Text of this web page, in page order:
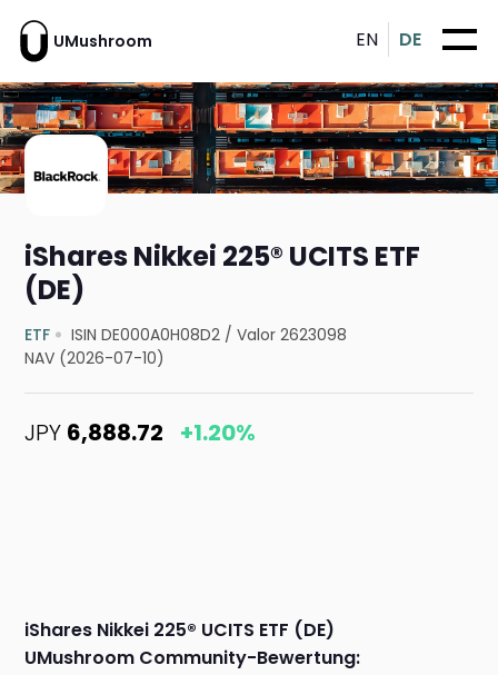
UMushroom EN DE
iShares Nikkei 225® UCITS ETF
(DE)
ETF ISIN DE000A0H08D2 /Valor 2623098
NAV (2026-07-10)
JPY 6,888.72 +1.20%
iShares Nikkei 225® UCITS ETF (DE)
UMushroom Community-Bewertung: